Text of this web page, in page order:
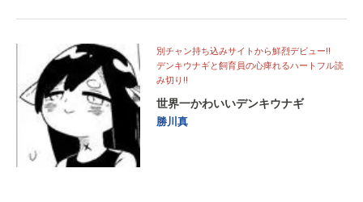
別チャン持ち込みサイトから鮮烈デビュー!!
デンキウナギと飼育員の心痺れるハートフル読
み切り!!
世界一かわいいデンキウナギ
勝川真